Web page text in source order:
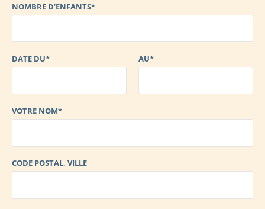
NOMBRE D’ENFANTS*
DATE DU* AU*
VOTRE NOM*
CODE POSTAL, VILLE